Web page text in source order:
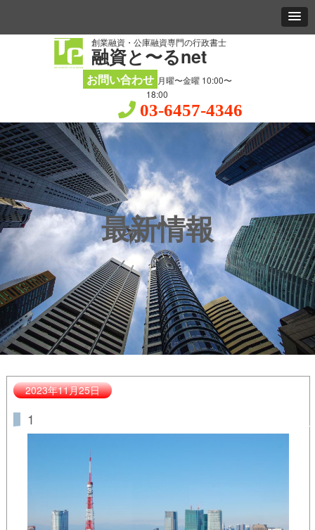
創業融資・公庫融資専門の行政書士
融資と〜るnet
お問い合わせ 月曜〜金曜 10:00〜
18:00
03-6457-4346
最新情報
2023年11月25日
1